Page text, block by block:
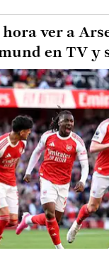
ver a
en TV y